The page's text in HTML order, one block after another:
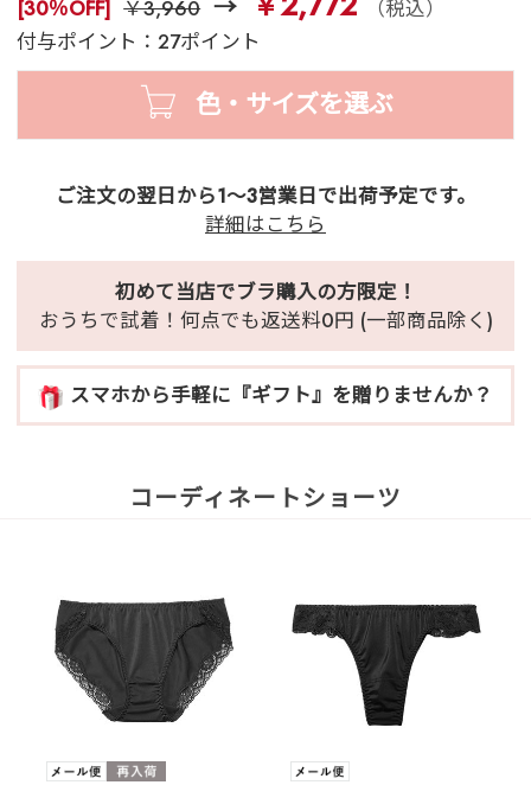
[30％OFF] ￥3,960
（税込）
付与ポイント：27ポイント
色・サイズを選ぶ
ご注文の翌日から1～3営業日で出荷予定です。
詳細はこちら
初めて当店でブラ購入の方限定！
おうちで試着！何点でも返送料0円 (一部商品除く)
スマホから手軽に『ギフト』を贈りませんか？
コーディネートショーツ